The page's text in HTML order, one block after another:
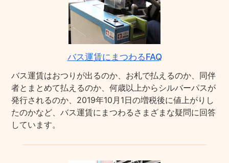
バス運賃にまつわるFAQ
バス運賃はおつりが出るのか、お札で払えるのか、同伴
者とまとめて払えるのか、何歳以上からシルバーパスが
発行されるのか、2019年10月1日の増税後に値上がりし
たのかなど、バス運賃にまつわるさまざまな疑問に回答
しています。